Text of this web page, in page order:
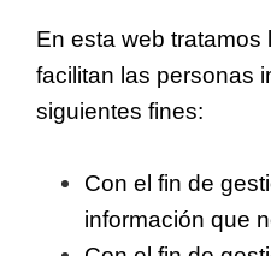
En esta web tratamos
facilitan las personas
siguientes fines:
Con el fin de
información que